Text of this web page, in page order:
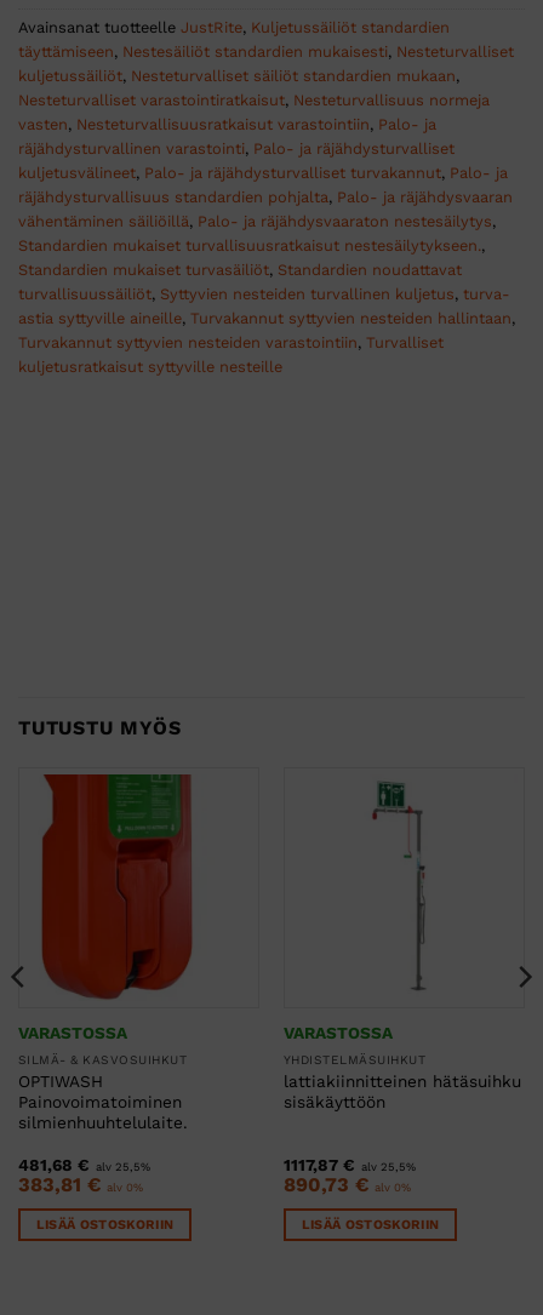
Avainsanat tuotteelle JustRite, Kuljetussäiliöt standardien
täyttämiseen, Nestesäiliöt standardien mukaisesti, Nesteturvalliset
kuljetussäiliöt, Nesteturvalliset säiliöt standardien mukaan,
Nesteturvalliset varastointiratkaisut, Nesteturvallisuus normeja
vasten, Nesteturvallisuusratkaisut varastointiin, Palo- ja
räjähdysturvallinen varastointi, Palo- ja räjähdysturvalliset
kuljetusvälineet, Palo- ja räjähdysturvalliset turvakannut, Palo- ja
räjähdysturvallisuus standardien pohjalta, Palo- ja räjähdysvaaran
vähentäminen säiliöillä, Palo- ja räjähdysvaaraton nestesäilytys,
Standardien mukaiset turvallisuusratkaisut nestesäilytykseen.,
Standardien mukaiset turvasäiliöt, Standardien noudattavat
turvallisuussäiliöt, Syttyvien nesteiden turvallinen kuljetus, turva-
astia syttyville aineille, Turvakannut syttyvien nesteiden hallintaan,
Turvakannut syttyvien nesteiden varastointiin, Turvalliset
kuljetusratkaisut syttyville nesteille
TUTUSTU MYÖS
VARASTOSSA
SILMÄ- & KASVOSUIHKUT
OPTIWASH
Painovoimatoiminen
silmienhuuhtelulaite.
481,68 € alv 25,5%
383,81 € alv 0%
LISÄÄ OSTOSKORIIN
VARASTOSSA
YHDISTELMÄSUIHKUT
lattiakiinnitteinen hätäsuihku
sisäkäyttöön
1117,87 € alv 25,5%
890,73 € alv 0%
LISÄÄ OSTOSKORIIN